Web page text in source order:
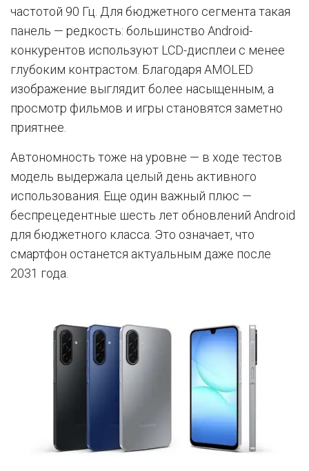
частотой 90 Гц. Для бюджетного сегмента такая
панель — редкость: большинство Android-
конкурентов используют LCD-дисплеи с менее
глубоким контрастом. Благодаря AMOLED
изображение выглядит более насыщенным, а
просмотр фильмов и игры становятся заметно
приятнее.
Автономность тоже на уровне — в ходе тестов
модель выдержала целый день активного
использования. Еще один важный плюс —
беспрецедентные шесть лет обновлений Android
для бюджетного класса. Это означает, что
смартфон останется актуальным даже после
2031 года.